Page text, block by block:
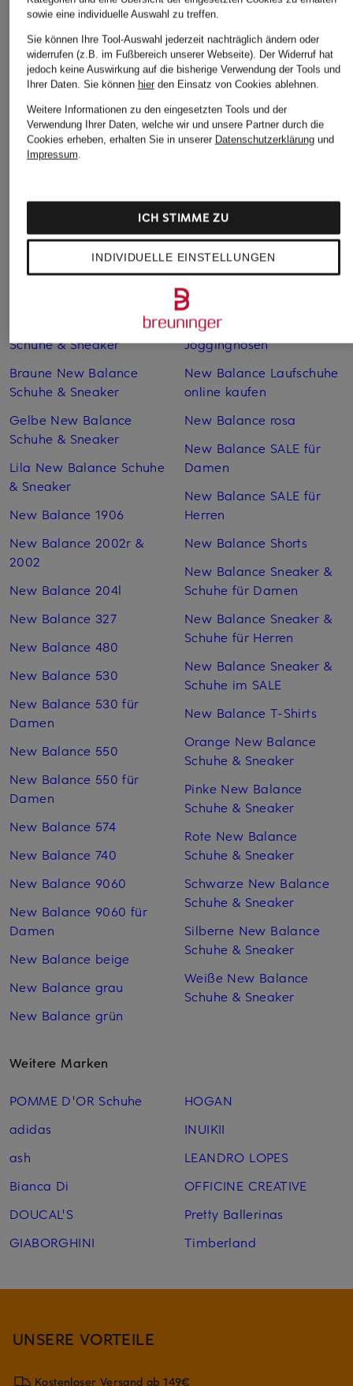
new balance
KIDS
100 €
new balance
KIDS
99,99 €
new balance
KIDS
99,99 €
Schuhe & Sneaker
Braune New Balance
Schuhe & Sneaker
Gelbe New Balance
Schuhe & Sneaker
Lila New Balance Schuhe
& Sneaker
New Balance 1906
New Balance 2002r &
2002
New Balance 204l
New Balance 327
New Balance 480
New Balance 530
New Balance 530 für
Damen
New Balance 550
New Balance 550 für
Damen
New Balance 574
New Balance 740
New Balance 9060
New Balance 9060 für
Damen
New Balance beige
New Balance grau
New Balance grün
New Balance
Jogginghosen
New Balance Laufschuhe
online kaufen
New Balance rosa
New Balance SALE für
Damen
New Balance SALE für
Herren
New Balance Shorts
New Balance Sneaker &
Schuhe für Damen
New Balance Sneaker &
Schuhe für Herren
New Balance Sneaker &
Schuhe im SALE
New Balance T-Shirts
Orange New Balance
Schuhe & Sneaker
Pinke New Balance
Schuhe & Sneaker
Rote New Balance
Schuhe & Sneaker
Schwarze New Balance
Schuhe & Sneaker
Silberne New Balance
Schuhe & Sneaker
Weiße New Balance
Schuhe & Sneaker
Weitere Marken
POMME D'OR Schuhe
adidas
ash
Bianca Di
DOUCAL'S
GIABORGHINI
HOGAN
INUIKII
LEANDRO LOPES
OFFICINE CREATIVE
Pretty Ballerinas
Timberland
UNSERE VORTEILE
Kostenloser Versand ab 149€
sowie eine individuelle Auswahl zu treffen.
Sie können Ihre Tool-Auswahl jederzeit nachträglich ändern oder
widerrufen (z.B. im Fußbereich unserer Webseite). Der Widerruf hat
jedoch keine Auswirkung auf die bisherige Verwendung der Tools und
Ihrer Daten. Sie können hierden Einsatz von Cookies ablehnen.
Weitere Informationen zu den eingesetzten Tools und der
Verwendung Ihrer Daten, welche wir und unsere Partner durch die
Cookies erheben, erhalten Sie in unserer Datenschutzerklärungund
Impressum.
INDIVIDUELLE EINSTELLUNGEN
ICH STIMME ZU